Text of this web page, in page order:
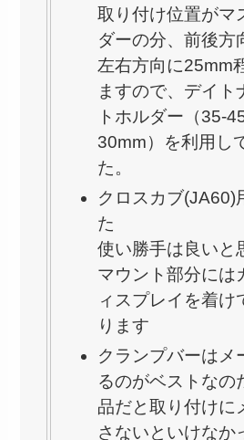
取り付け位置がマ
ダーの分、前後方
左右方向に25mm
ますので、デイト
トホルダー（35-
30mm）を利用し
た。
クロスカブ(JA60)
た
使い勝手は良いと
マウント部分には
ィスプレイを着け
ります
クランプバーはメ
るのがベストなの
品だと取り付けに
さないといけなか